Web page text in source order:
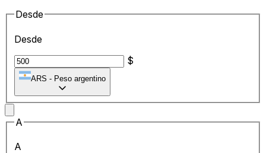
Desde
Desde
$
ARS - Peso argentino
A
A